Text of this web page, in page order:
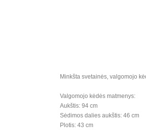
Minkšta svetainės, valgomojo
Valgomojo kėdės matmenys:
Aukštis: 94 cm
Sėdimos dalies aukštis: 46 cm
Plotis: 43 cm